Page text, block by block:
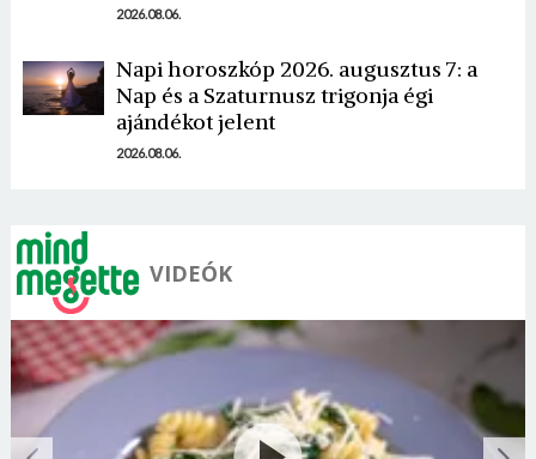
2026.08.06.
Napi horoszkóp 2026. augusztus 7: a
Nap és a Szaturnusz trigonja égi
ajándékot jelent
2026.08.06.
VIDEÓK
Jelszó